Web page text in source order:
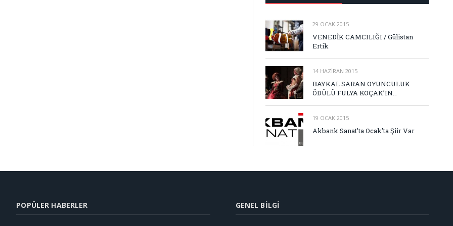
29 OCAK 2015
VENEDİK CAMCILIĞI / Gülistan
Ertik
14 HAZIRAN 2015
BAYKAL SARAN OYUNCULUK
ÖDÜLÜ FULYA KOÇAK’IN…
19 OCAK 2015
Akbank Sanat’ta Ocak’ta Şiir Var
POPÜLER HABERLER GENEL BILGI